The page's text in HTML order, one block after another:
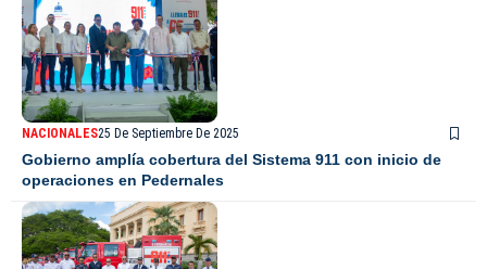
NACIONALES25 De Septiembre De 2025
Gobierno amplía cobertura del Sistema 911 con inicio de
operaciones en Pedernales